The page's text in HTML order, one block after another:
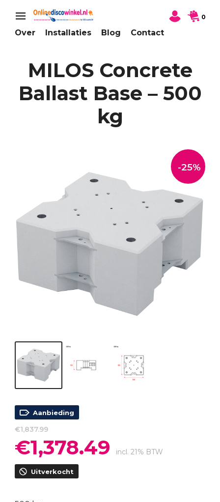
Over Installaties Blog Contact
0
MILOS Concrete
Ballast Base – 500
kg
-25%
Aanbieding
€1,837.99
Oorspronkelijke
prijs
was:
€1,837.99.
€1,378.49 prijs
incl. 21% BTW
Uitverkocht